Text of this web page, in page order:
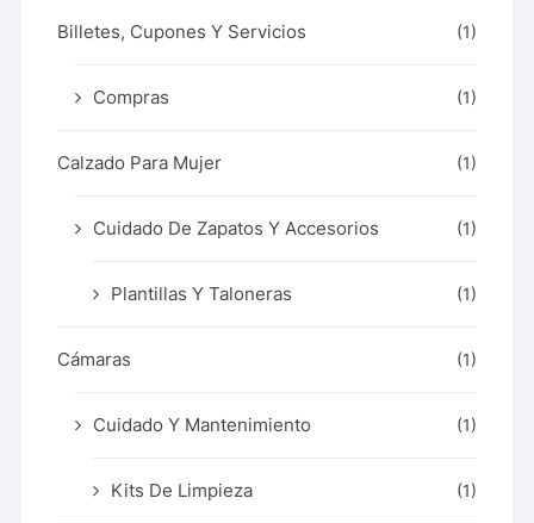
Billetes, Cupones Y Servicios (1)
Compras (1)
Calzado Para Mujer (1)
Cuidado De Zapatos Y Accesorios (1)
Plantillas Y Taloneras (1)
Cámaras (1)
Cuidado Y Mantenimiento (1)
Kits De Limpieza (1)